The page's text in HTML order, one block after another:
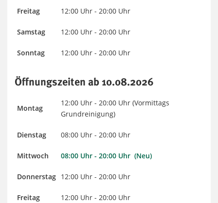
Freitag 12:00 Uhr - 20:00 Uhr
Samstag 12:00 Uhr - 20:00 Uhr
Sonntag 12:00 Uhr - 20:00 Uhr
Öffnungszeiten ab 10.08.2026
Montag
12:00 Uhr - 20:00 Uhr (Vormittags
Grundreinigung)
Dienstag 08:00 Uhr - 20:00 Uhr
Mittwoch 08:00 Uhr - 20:00 Uhr (Neu)
Donnerstag 12:00 Uhr - 20:00 Uhr
Freitag 12:00 Uhr - 20:00 Uhr